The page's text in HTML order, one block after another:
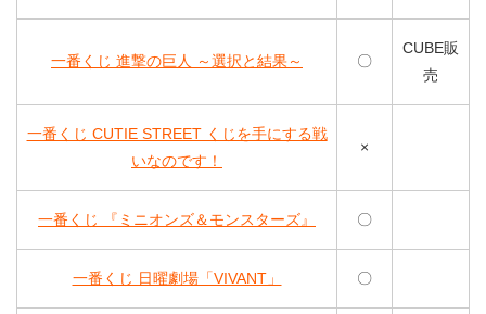
一番くじ 進撃の巨人 ～選択と結果～ 〇
CUBE販
売
一番くじ CUTIE STREET くじを手にする戦
いなのです！
×
一番くじ 『ミニオンズ＆モンスターズ』 〇
一番くじ 日曜劇場「VIVANT」 〇